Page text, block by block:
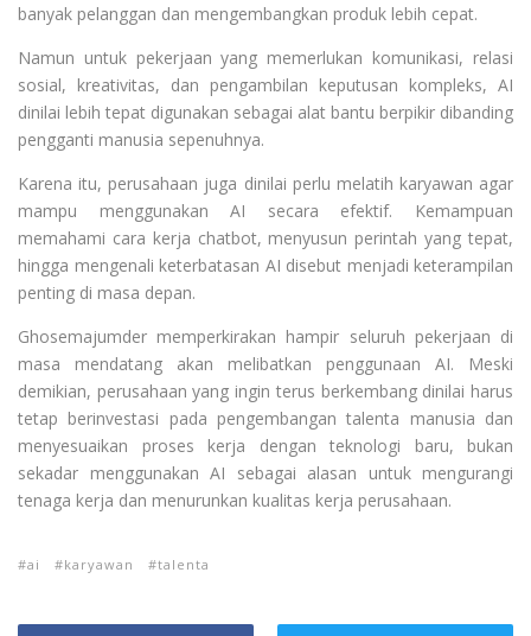
banyak pelanggan dan mengembangkan produk lebih cepat.
Namun untuk pekerjaan yang memerlukan komunikasi, relasi
sosial, kreativitas, dan pengambilan keputusan kompleks, AI
dinilai lebih tepat digunakan sebagai alat bantu berpikir dibanding
pengganti manusia sepenuhnya.
Karena itu, perusahaan juga dinilai perlu melatih karyawan agar
mampu menggunakan AI secara efektif. Kemampuan
memahami cara kerja chatbot, menyusun perintah yang tepat,
hingga mengenali keterbatasan AI disebut menjadi keterampilan
penting di masa depan.
Ghosemajumder memperkirakan hampir seluruh pekerjaan di
masa mendatang akan melibatkan penggunaan AI. Meski
demikian, perusahaan yang ingin terus berkembang dinilai harus
tetap berinvestasi pada pengembangan talenta manusia dan
menyesuaikan proses kerja dengan teknologi baru, bukan
sekadar menggunakan AI sebagai alasan untuk mengurangi
tenaga kerja dan menurunkan kualitas kerja perusahaan.
ai karyawan talenta